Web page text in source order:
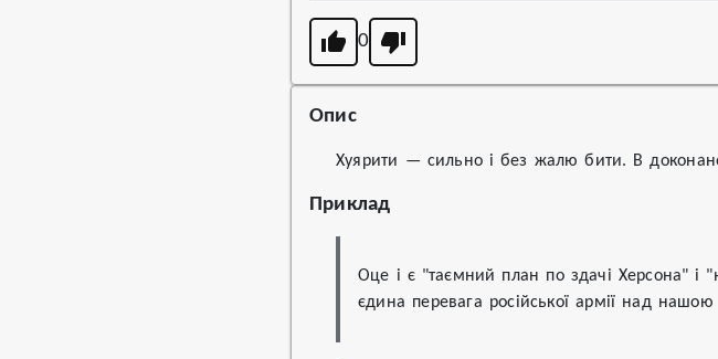
0
Опис
Хуярити — сильно і без жалю бити. В
Приклад
Оце і є "таємний план по здачі Херсона" і
єдина перевага російської армії над нашою